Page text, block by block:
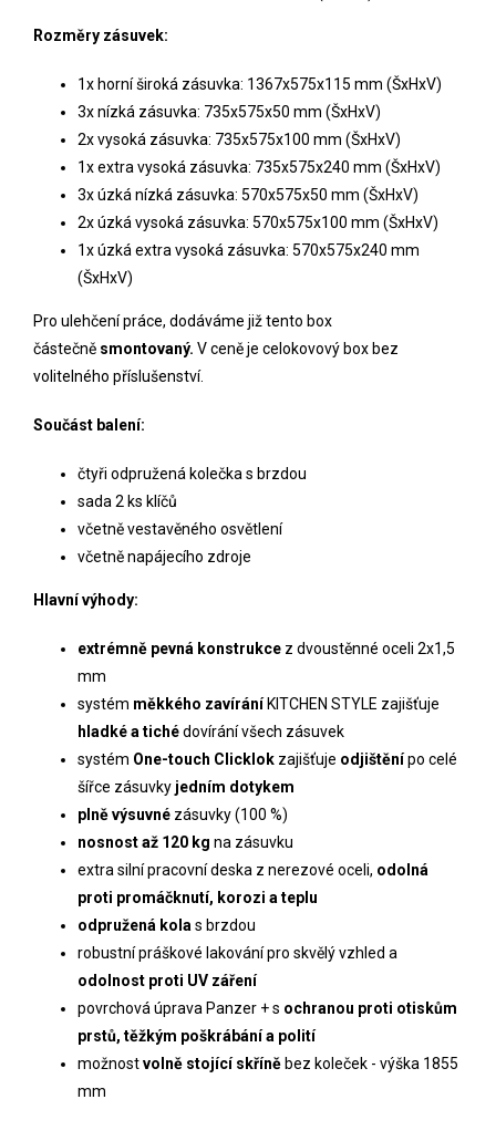
Rozměry zásuvek:
1x horní široká zásuvka: 1367x575x115 mm (ŠxHxV)
3x nízká zásuvka: 735x575x50 mm (ŠxHxV)
2x vysoká zásuvka: 735x575x100 mm (ŠxHxV)
1x extra vysoká zásuvka: 735x575x240 mm (ŠxHxV)
3x úzká nízká zásuvka: 570x575x50 mm (ŠxHxV)
2x úzká vysoká zásuvka: 570x575x100 mm (ŠxHxV)
1x úzká extra vysoká zásuvka: 570x575x240 mm
(ŠxHxV)
Pro ulehčení práce, dodáváme již tento box
částečně smontovaný. V ceně je celokovový box bez
volitelného příslušenství.
Součást balení:
čtyři odpružená kolečka s brzdou
sada 2 ks klíčů
včetně vestavěného osvětlení
včetně napájecího zdroje
Hlavní výhody:
extrémně pevná konstrukce z dvoustěnné oceli 2x1,5
mm
systém měkkého zavíráníKITCHEN STYLE zajišťuje
hladké a tichédovírání všech zásuvek
systém One-touch Clicklok zajišťuje odjištěnípo celé
šířce zásuvky jedním dotykem
plně výsuvné zásuvky (100 %)
nosnost až 120 kg na zásuvku
extra silní pracovní deska z nerezové oceli, odolná
proti promáčknutí, korozi a teplu
odpružená kola s brzdou
robustní práškové lakování pro skvělý vzhled a
odolnost proti UV záření
povrchová úprava Panzer + s ochranou proti otiskům
prstů, těžkým poškrábání a polití
možnostvolně stojící skříněbez koleček - výška 1855
mm